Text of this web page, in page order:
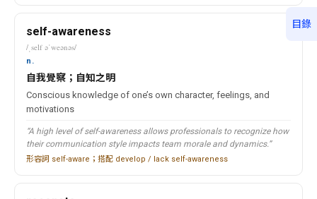
self-awareness
/ˌself əˈweənəs/
n.
自我覺察；自知之明
Conscious knowledge of one’s own character, feelings, and
motivations
“A high level of self-awareness allows professionals to recognize how
their communication style impacts team morale and dynamics.”
形容詞 self-aware；搭配 develop / lack self-awareness
目錄